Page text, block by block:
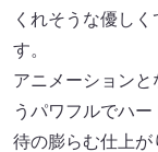
くれそうな優し
す。
アニメーション
うパワフルでハ
待の膨らむ仕上が